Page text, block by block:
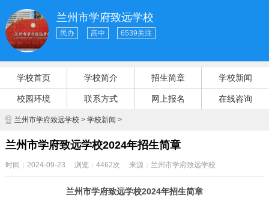
兰州市学府致远学校
民办 高中 6539关注
学校首页 学校简介 招生简章 学校新闻
校园环境 联系方式 网上报名 在线咨询
兰州市学府致远学校> 学校新闻 >
兰州市学府致远学校2024年招生简章
时间：2024-09-23 浏览：4462次 来源： 兰州市学府致远学校
兰州市学府致远学校2024年招生简章